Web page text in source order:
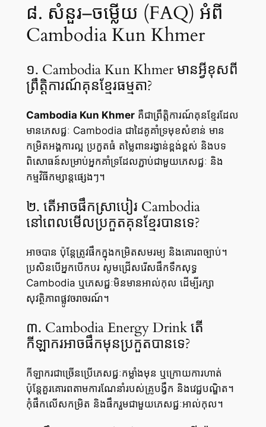
៨. សំនួរ–ចម្លើយ (FAQ) អំពី
Cambodia Kun Khmer
១. Cambodia Kun Khmer មានអ្វីខុសពី
ព្រឹត្តិការណ៍គុនខ្មែរ​ធម្មតា?
Cambodia Kun Khmerគឺជាព្រឹត្តិការណ៍គុនខ្មែរដែល
មានភេសជ្ជៈ Cambodia ជាដៃគូគាំទ្រមុខសំខាន់ មាន
កម្រិតអង្គការល្អ ប្រកួតធំ តម្លៃពានរង្វាន់ខ្ពង់ខ្ពស់ និងបទ
ពិសោធន៍សម្រាប់អ្នកគាំទ្រដែលភ្ជាប់ជាមួយភេសជ្ជៈ និង
កម្មវិធីកម្សាន្តផ្សេងៗ។
២. តើអាចផឹកស្រាបៀរ Cambodia
នៅពេលមើលប្រកួតគុនខ្មែរ​បានទេ?
អាចបាន ប៉ុន្តែត្រូវផឹកក្នុងកម្រិតសមរម្យ និងគោរពច្បាប់។
ប្រសិនបើអ្នកបើកបរ សូមជ្រើសរើសផឹកទឹកសុទ្ធ
Cambodia ឬភេសជ្ជៈមិនមានអាល់កុល ដើម្បីរក្សា
សុវត្ថិភាពផ្លូវចរាចរណ៍។
៣. Cambodia Energy Drink តើ
កីឡាករអាចផឹកមុនប្រកួតបានទេ?
កីឡាករជាច្រើនប្រើភេសជ្ជៈកម្លាំងមុន ឬក្រោយការហាត់
ប៉ុន្តែគួរគោរពតាមការណែនាំរបស់​គ្រូបង្វឹក និងវេជ្ជបណ្ឌិត។
កុំផឹកលើសកម្រិត និងផឹករួមជាមួយភេសជ្ជៈអាល់កុល។